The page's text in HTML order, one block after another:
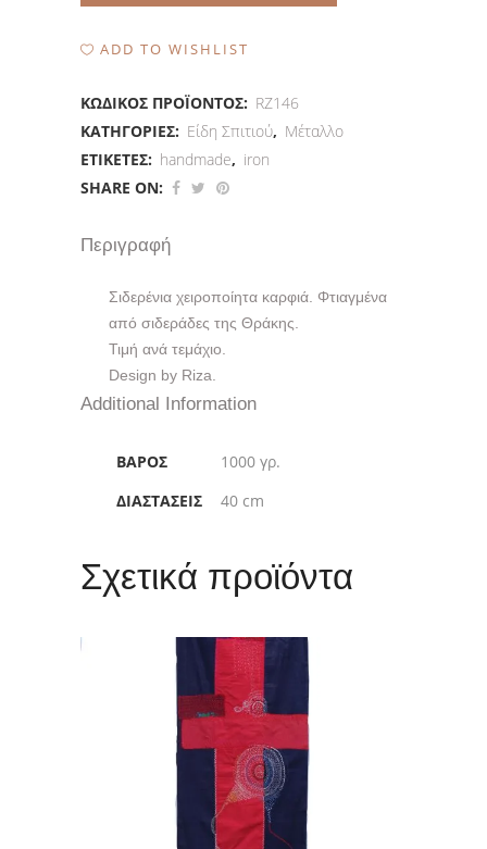
καρφιά
ADD TO WISHLIST
ΚΩΔΙΚΌΣ ΠΡΟΪΌΝΤΟΣ: RZ146
ΚΑΤΗΓΟΡΊΕΣ: Είδη Σπιτιού, Μέταλλο
ΕΤΙΚΈΤΕΣ: handmade, iron
SHARE ON:
Περιγραφή
Σιδερένια χειροποίητα καρφιά. Φτιαγμένα
από σιδεράδες της Θράκης.
Τιμή ανά τεμάχιο.
Design by Riza.
Additional Information
ΒΆΡΟΣ
1000 γρ.
ΔΙΑΣΤΆΣΕΙΣ
40 cm
Σχετικά προϊόντα